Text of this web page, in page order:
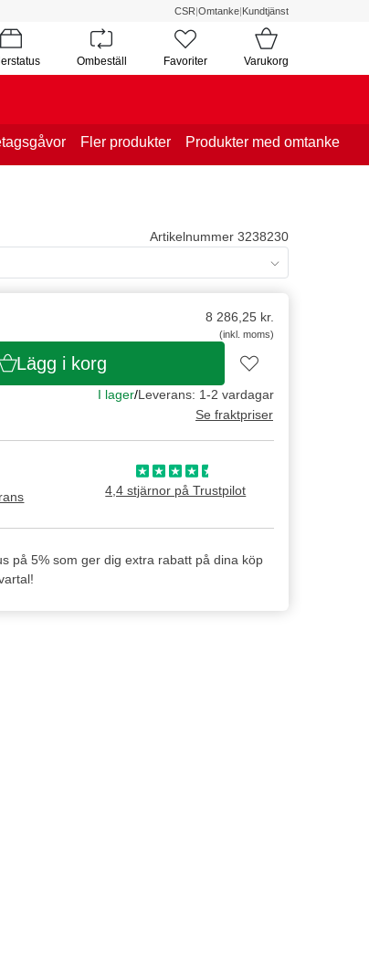
CSR|Omtanke|Kundtjänst
Ombeställ Favoriter Varukorg
Fler produkter Produkter med omtanke
Artikelnummer 3238230
8 286,25kr.
(inkl. moms)
Lägg i korg
I lager/Leverans: 1-2 vardagar
Se fraktpriser
4,4 stjärnor på Trustpilot
på 5% som ger dig extra rabatt på dina köp